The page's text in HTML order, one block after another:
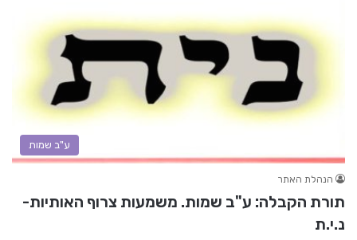
ע"ב שמות
הנהלת האתר
תורת הקבלה: ע"ב שמות. משמעות צרוף האותיות-
נ.י.ת